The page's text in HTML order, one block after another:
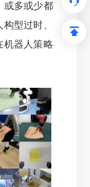
或多或少都
型过时、
机器人策略